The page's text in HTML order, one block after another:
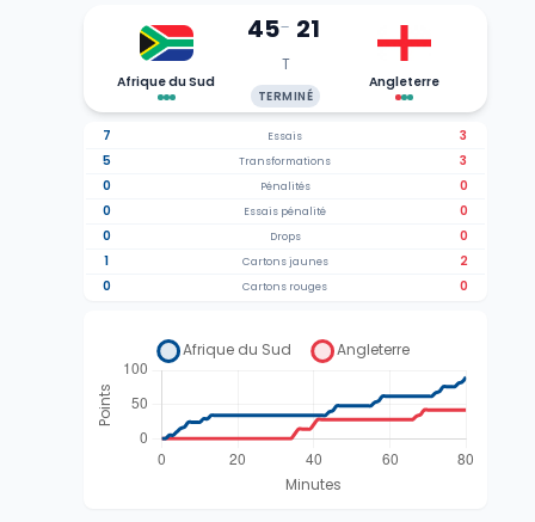
Afrique du Sud
45- 21
T
TERMINÉ
Angleterre
7 Essais
3
5
Transformations
3
0
Pénalités
0
0
Essais pénalité
0
0
Drops
0
1
Cartons jaunes
2
0
Cartons rouges 0